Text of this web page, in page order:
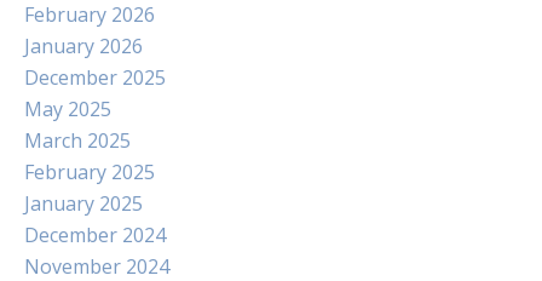
February 2026
January 2026
December 2025
May 2025
March 2025
February 2025
January 2025
December 2024
November 2024